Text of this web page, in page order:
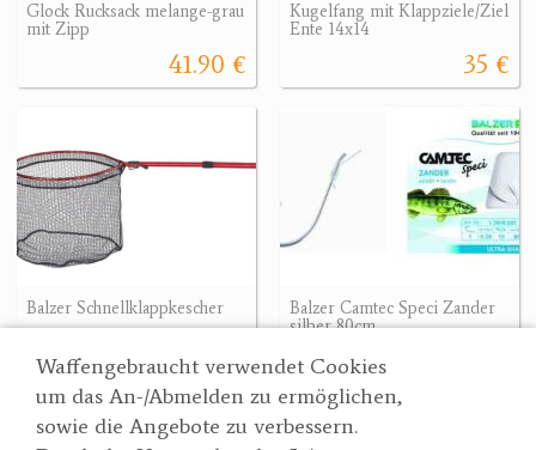
Waffengebraucht verwendet Cookies
um das An-/Abmelden zu ermöglichen,
sowie die Angebote zu verbessern.
Glock Rucksack melange-grau
mit Zipp
41.90 €
Kugelfang mit Klappziele/Ziel
Ente 14x14
35 €
Balzer Schnellklappkescher
Balzer Camtec Speci Zander
silber 80cm